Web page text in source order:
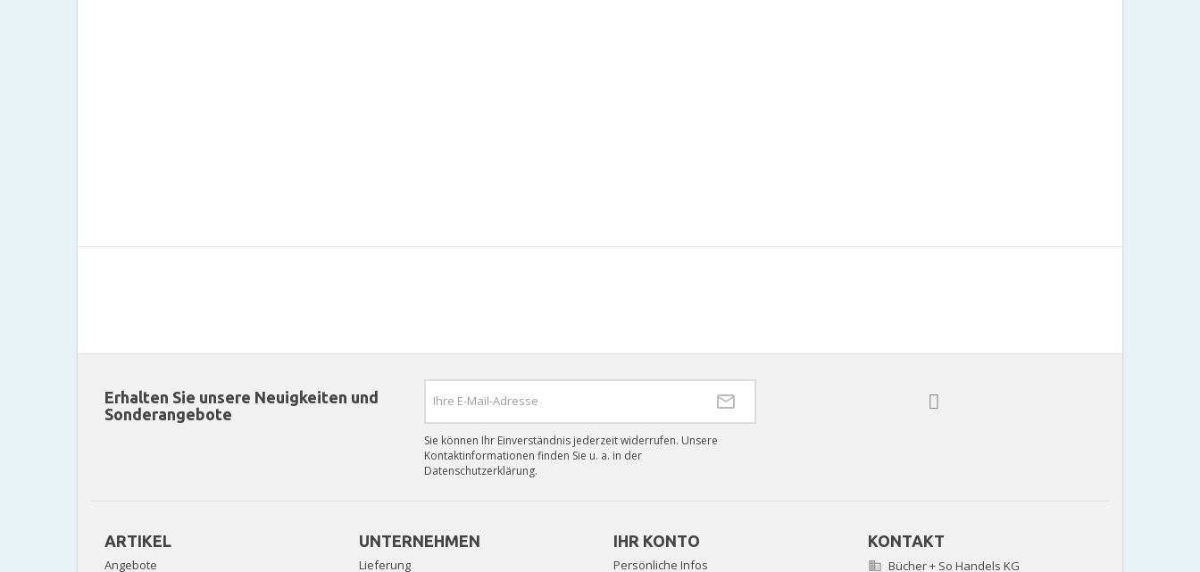
Erhalten Sie unsere Neuigkeiten und
Sonderangebote
Sie können Ihr Einverständnis jederzeit widerrufen. Unsere
Kontaktinformationen finden Sie u. a. in der
Datenschutzerklärung.
ARTIKEL
Angebote
UNTERNEHMEN
Lieferung
IHR KONTO
Persönliche Infos
KONTAKT
 Bücher + So Handels KG